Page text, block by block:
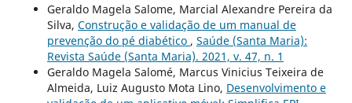
Geraldo Magela Salome, Marcial Alexandre Pereira da
Silva, Construção e validação de um manual de
prevenção do pé diabético , Saúde (Santa Maria):
Revista Saúde (Santa Maria). 2021, v. 47, n. 1
Geraldo Magela Salomé, Marcus Vinicius Teixeira de
Almeida, Luiz Augusto Mota Lino, Desenvolvimento e